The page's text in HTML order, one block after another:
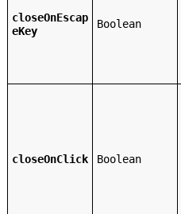
closeOnEscap
eKey
Boolean
closeOnClick Boolean